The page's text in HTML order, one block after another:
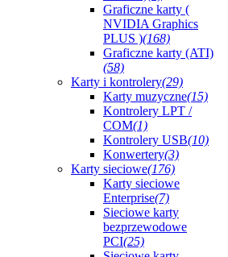
Graficzne karty (
NVIDIA Graphics
PLUS )(168)
Graficzne karty (ATI)
(58)
Karty i kontrolery(29)
Karty muzyczne(15)
Kontrolery LPT /
COM(1)
Kontrolery USB(10)
Konwertery(3)
Karty sieciowe(176)
Karty sieciowe
Enterprise(7)
Sieciowe karty
bezprzewodowe
PCI(25)